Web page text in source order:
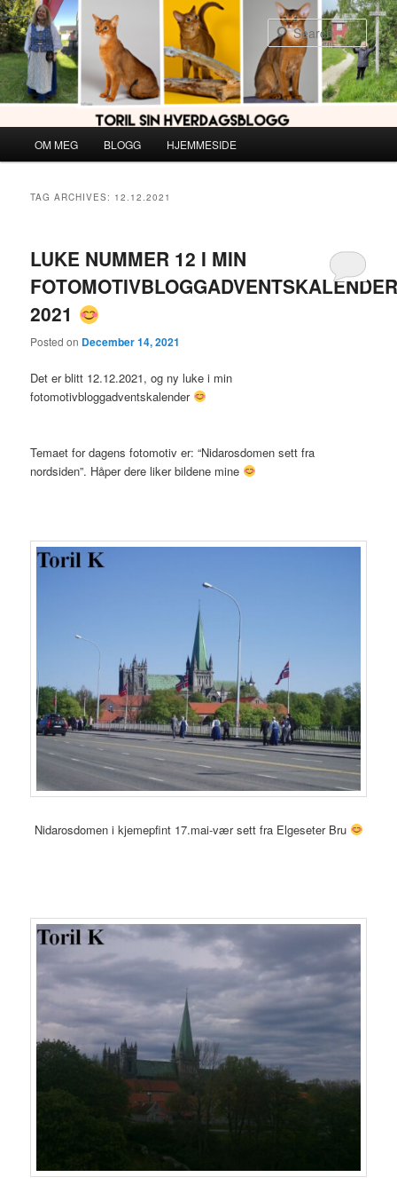
Skip
to
primary
content
Skip
to
secondary
content
OM MEG BLOGG HJEMMESIDE
TAG ARCHIVES: 12.12.2021
LUKE NUMMER 12 I MIN
2021
Posted on December 14, 2021
Det er blitt 12.12.2021, og ny luke i min
fotomotivbloggadventskalender
Temaet for dagens fotomotiv er: “Nidarosdomen sett fra
nordsiden”. Håper dere liker bildene mine
Nidarosdomen i kjemepfint 17.mai-vær sett fra Elgeseter Bru